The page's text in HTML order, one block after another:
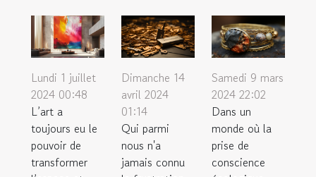
Lundi 1 juillet
2024 00:48
L’art a
toujours eu le
pouvoir de
transformer
Dimanche 14
avril 2024
01:14
Qui parmi
nous n'a
jamais connu
Samedi 9 mars
2024 22:02
Dans un
monde où la
prise de
conscience